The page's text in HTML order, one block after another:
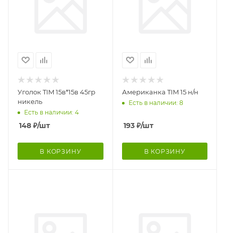
Уголок TIM 15в*15в 45гр
никель
Есть в наличии: 4
148 ₽/шт
В КОРЗИНУ
Американка TIM 15 н/н
Есть в наличии: 8
193₽/шт
В КОРЗИНУ